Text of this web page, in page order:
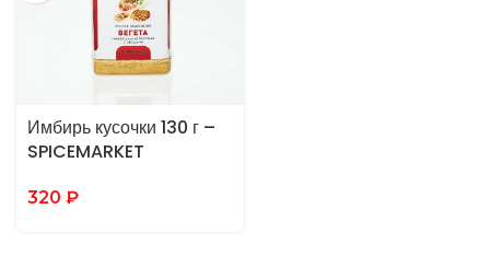
Имбирь кусочки 130 г –
SPICEMARKET
320 ₽